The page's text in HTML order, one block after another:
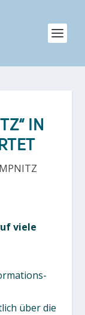
IN
viele
über die